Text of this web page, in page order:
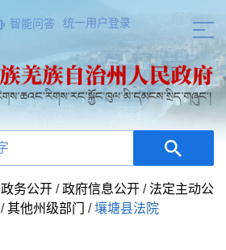
智能问答 统一用户登录
政务公开 /政府信息公开 /法定主动公
/其他州级部门 /壤塘县法院